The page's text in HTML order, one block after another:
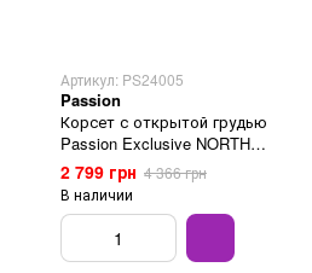
Артикул: PS24005
Passion
Корсет с открытой грудью
Passion Exclusive NORTH
CORSET S/M, black, пажи,
трусики, шнуровка
2 799 грн 4 366 грн
В наличии